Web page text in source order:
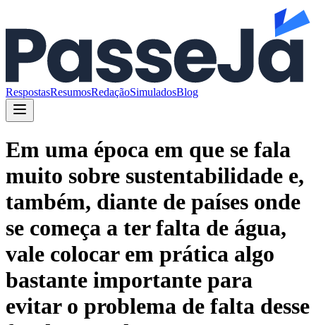
RespostasResumosRedaçãoSimuladosBlog
Em uma época em que se fala
muito sobre sustentabilidade e,
também, diante de países onde
se começa a ter falta de água,
vale colocar em prática algo
bastante importante para
evitar o problema de falta desse